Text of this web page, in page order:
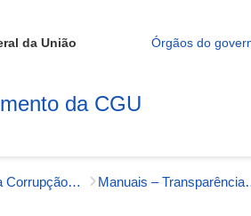
da União Órgãos do
da CGU
Prevenção da Corrupção, Integridade e Transparência Pública Manuais –